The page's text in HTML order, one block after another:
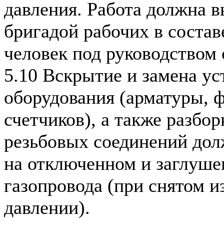
давления. Работа должна
бригадой рабочих в
человек под руководством
5.10 Вскрытие и замена
оборудования (арматуры,
счетчиков), а также
резьбовых соединений
на отключенном и
газопровода (при снятом
давлении).